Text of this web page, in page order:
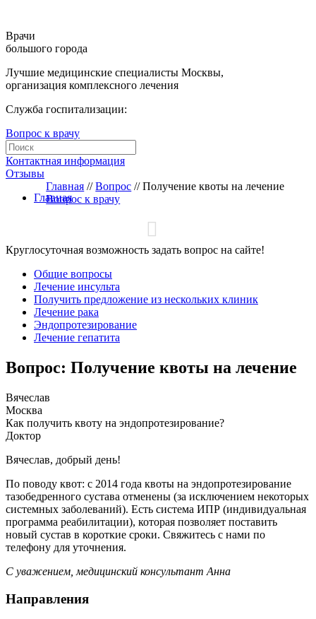
Врачи
большого города
Лучшие медицинские специалисты Москвы,
организация комплексного лечения
Служба госпитализации:
Вопрос к врачу
Контактная информация
Отзывы
Главная
Главная // Вопрос // Получение квоты на лечение
Вопрос к врачу
Круглосуточная возможность задать вопрос на сайте!
Общие вопросы
Лечение инсульта
Получить предложение из нескольких клиник
Лечение рака
Эндопротезирование
Лечение гепатита
Вопрос: Получение квоты на лечение
Вячеслав
Москва
Как получить квоту на эндопротезирование?
Доктор
Вячеслав, добрый день!
По поводу квот: с 2014 года квоты на эндопротезирование
тазобедренного сустава отменены (за исключением некоторых
системных заболеваний). Есть система ИПР (индивидуальная
программа реабилитации), которая позволяет поставить
новый сустав в короткие сроки. Свяжитесь с нами по
телефону для уточнения.
С уважением, медицинский консультант Анна
Направления